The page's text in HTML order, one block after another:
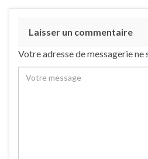
Laisser un commentaire
Votre adresse de messagerie ne